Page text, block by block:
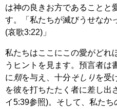
は神の良きお方であることと
す。「私たちが滅びうせなか
(哀歌3:22)」
私たちはここにこの愛がどれ
うヒントを見ます。預言者は
に 頬を与え、十分そしりを受
を彼を打ちたたく者に差し出
イ5:39参照)。そして、私た